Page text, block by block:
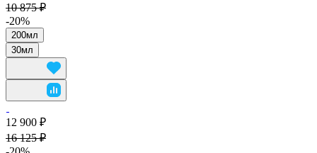
10 875 ₽
-20%
200мл
30мл
12 900 ₽
16 125 ₽